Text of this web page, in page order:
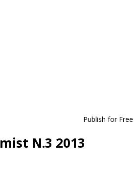
Publish for Free
N.3 2013